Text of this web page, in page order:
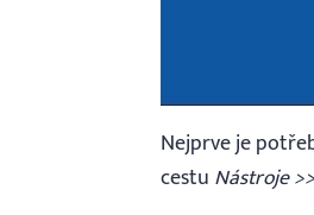
Nejprve je
cestu Nástroje